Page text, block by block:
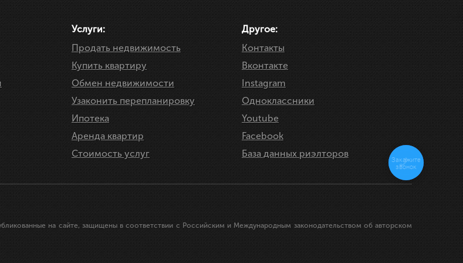
ЗАПИСАТЬСЯ НА ПРОСМОТР
Услуги:
Продать недвижимость
Купить квартиру
Обмен недвижимости
Узаконить перепланировку
Ипотека
Аренда квартир
Стоимость услуг
Другое:
Контакты
Вконтакте
Instagram
Одноклассники
Youtube
Facebook
База данных риэлторов
на сайте, защищены в соответствии с Российским и Международным законодательством об авторском
Закажите
звонок